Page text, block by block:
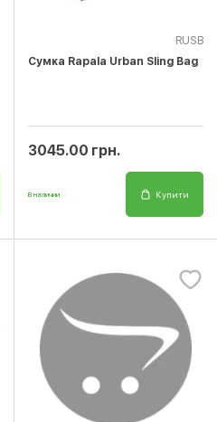
RUSB
Сумка Rapala Urban Sling Bag
3045.00 грн.
В наличии Купити